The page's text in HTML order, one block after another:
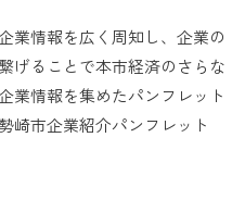
業情報を広く周知し、企業の
げることで本市経済のさらな
業情報を集めたパンフレット
崎市企業紹介パンフレット